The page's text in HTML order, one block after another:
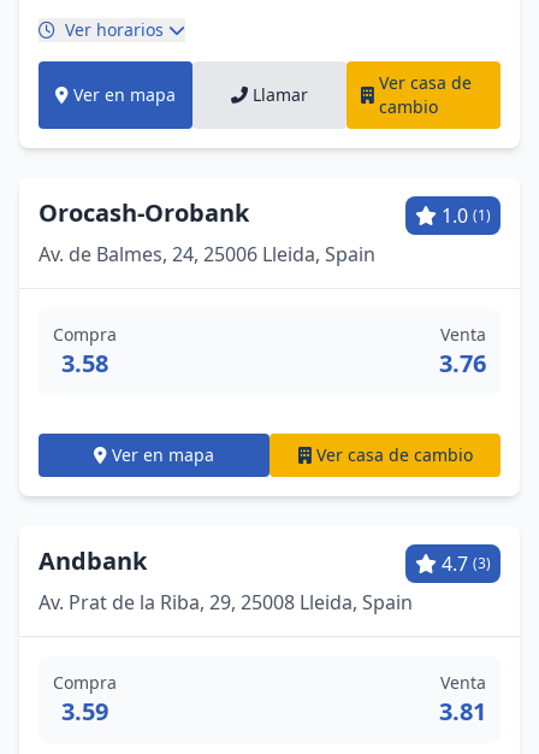
Ver horarios
Ver en mapa Llamar
Ver casa de
cambio
Orocash-Orobank 1.0 (1)
Av. de Balmes, 24, 25006 Lleida, Spain
Compra
3.58
Venta
3.76
Ver en mapa Ver casa de cambio
Andbank 4.7 (3)
Av. Prat de la Riba, 29, 25008 Lleida, Spain
Compra
3.59
Venta
3.81